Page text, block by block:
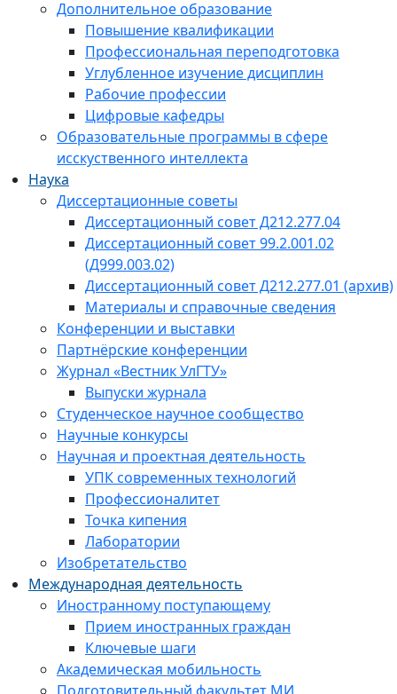
Дополнительное образование
Повышение квалификации
Профессиональная переподготовка
Углубленное изучение дисциплин
Рабочие профессии
Цифровые кафедры
Образовательные программы в сфере
исскуственного интеллекта
Наука
Диссертационные советы
Диссертационный совет Д212.277.04
Диссертационный совет 99.2.001.02
(Д999.003.02)
Диссертационный совет Д212.277.01 (архив)
Материалы и справочные сведения
Конференции и выставки
Партнёрские конференции
Журнал «Вестник УлГТУ»
Выпуски журнала
Студенческое научное сообщество
Научные конкурсы
Научная и проектная деятельность
УПК современных технологий
Профессионалитет
Точка кипения
Лаборатории
Изобретательство
Международная деятельность
Иностранному поступающему
Прием иностранных граждан
Ключевые шаги
Академическая мобильность